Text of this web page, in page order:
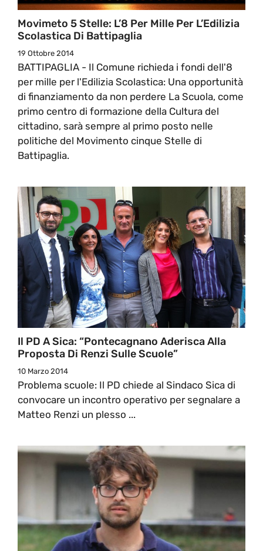
Movimeto 5 Stelle: L’8 Per Mille Per L’Edilizia
Scolastica Di Battipaglia
19 Ottobre 2014
BATTIPAGLIA - Il Comune richieda i fondi dell'8
per mille per l'Edilizia Scolastica: Una opportunità
di finanziamento da non perdere La Scuola, come
primo centro di formazione della Cultura del
cittadino, sarà sempre al primo posto nelle
politiche del Movimento cinque Stelle di
Battipaglia.
Il PD A Sica: “Pontecagnano Aderisca Alla
Proposta Di Renzi Sulle Scuole”
10 Marzo 2014
Problema scuole: Il PD chiede al Sindaco Sica di
convocare un incontro operativo per segnalare a
Matteo Renzi un plesso ...